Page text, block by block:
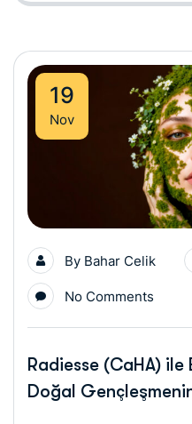
19
Nov
By Bahar Celik
No Comments
Radiesse (CaHA)
Doğal